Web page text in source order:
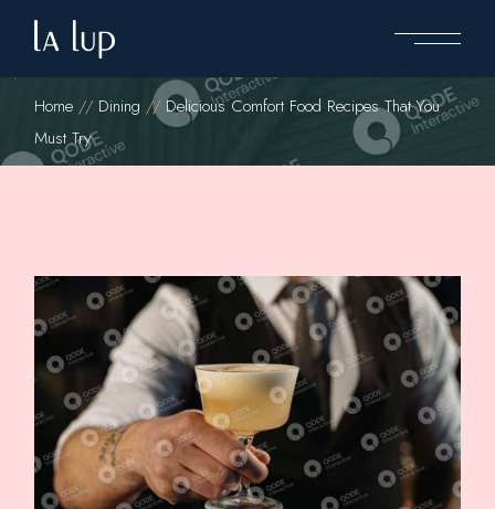
Home Dining
Delicious Comfort Food Recipes That You
Must Try